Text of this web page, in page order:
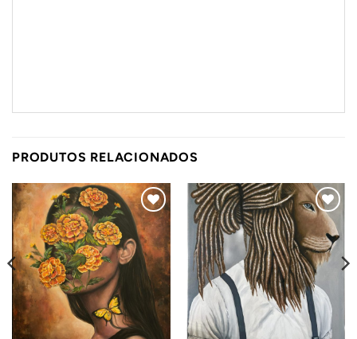
PRODUTOS RELACIONADOS
Adicionar
ao
Wishlist
Adicionar
ao
Wishlist